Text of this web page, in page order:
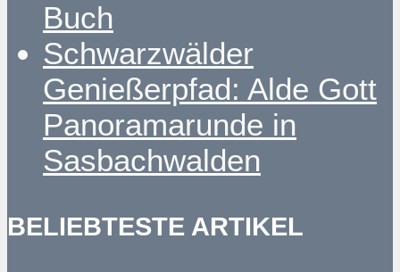
Buch
Schwarzwälder
Genießerpfad: Alde Gott
Panoramarunde in
Sasbachwalden
BELIEBTESTE ARTIKEL